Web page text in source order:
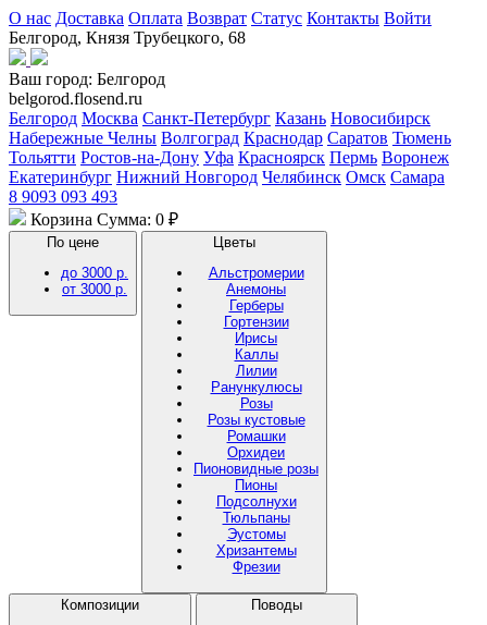
О нас Доставка Оплата Возврат Статус Контакты Войти
Белгород, Князя Трубецкого, 68
Ваш город: Белгород
belgorod.flosend.ru
Белгород Москва Санкт-Петербург Казань Новосибирск
Набережные Челны Волгоград Краснодар Саратов Тюмень
Тольятти Ростов-на-Дону Уфа Красноярск Пермь Воронеж
Екатеринбург Нижний Новгород Челябинск Омск Самара
8 9093 093 493
Корзина Сумма: 0 ₽
По цене
до 3000 р.
от 3000 р.
Цветы
Альстромерии
Анемоны
Герберы
Гортензии
Ирисы
Каллы
Лилии
Ранункулюсы
Розы
Розы кустовые
Ромашки
Орхидеи
Пионовидные розы
Пионы
Подсолнухи
Тюльпаны
Эустомы
Хризантемы
Фрезии
Композиции
Поводы